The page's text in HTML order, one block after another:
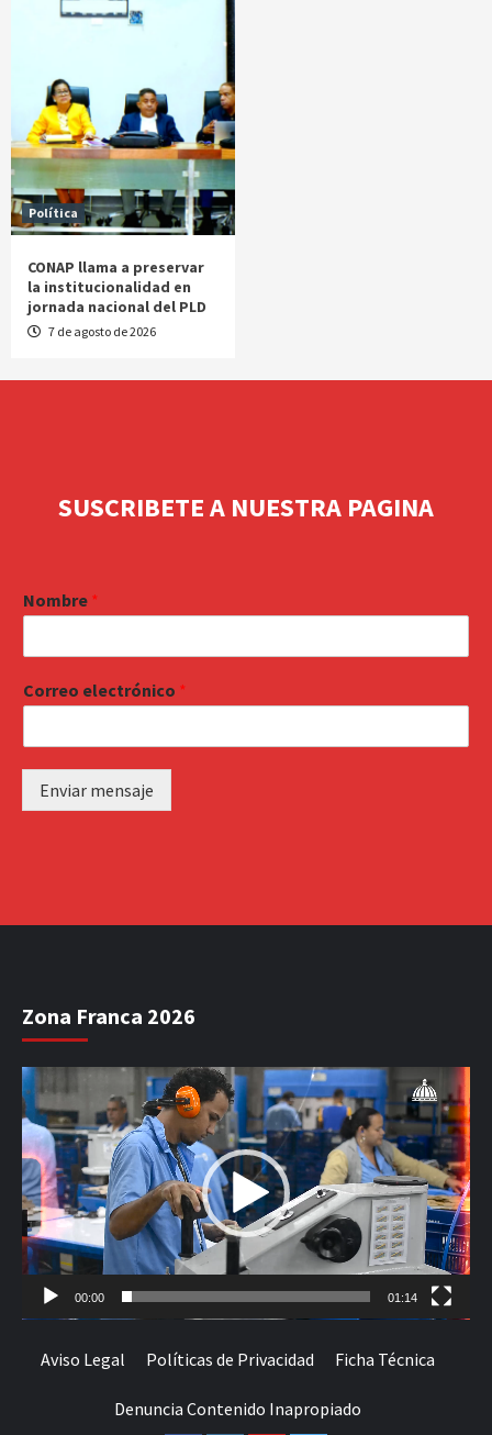
Política
CONAP llama a preservar
la institucionalidad en
jornada nacional del PLD
7 de agosto de 2026
SUSCRIBETE A NUESTRA PAGINA
Nombre *
Correo electrónico *
Enviar mensaje
Zona Franca 2026
Reproductor
de
vídeo
00:00 01:14
Aviso Legal Políticas de Privacidad Ficha Técnica
Denuncia Contenido Inapropiado